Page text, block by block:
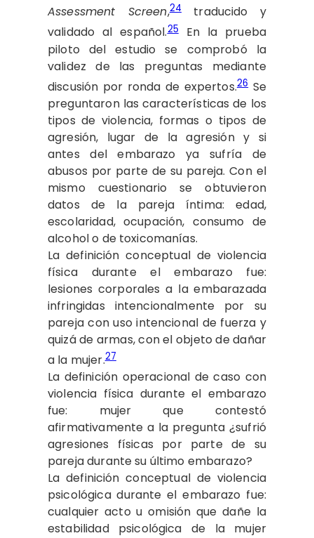
Assessment Screen,24
traducido y
validado al español.25En la prueba
piloto del estudio se comprobó la
validez de las preguntas mediante
discusión por ronda de expertos.26Se
preguntaron las características de los
tipos de violencia, formas o tipos de
agresión, lugar de la agresión y si
antes del embarazo ya sufría de
abusos por parte de su pareja. Con el
mismo cuestionario se obtuvieron
datos de la pareja íntima: edad,
escolaridad, ocupación, consumo de
alcohol o de toxicomanías.
La definición conceptual de violencia
física durante el embarazo fue:
lesiones corporales a la embarazada
infringidas intencionalmente por su
pareja con uso intencional de fuerza y
quizá de armas, con el objeto de dañar
a la mujer.27
La definición operacional de caso con
violencia física durante el embarazo
fue: mujer que contestó
afirmativamente a la pregunta ¿sufrió
agresiones físicas por parte de su
pareja durante su último embarazo?
La definición conceptual de violencia
psicológica durante el embarazo fue:
cualquier acto u omisión que dañe la
estabilidad psicológica de la mujer